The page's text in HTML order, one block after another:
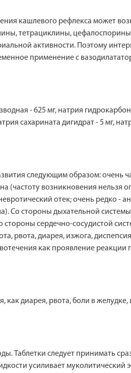
кашлевого рефлекса может
тетрациклины,
активности. Поэтому
применение с
- 625 мг, натрия
сахарината дигидрат - 5 мг,
следующим образом: очень
(частоту возникновения
отек; очень редко -
Со стороны дыхательной
сердечно-сосудистой
рвота, диарея, изжога,
как проявление
диарея, рвота, боли в желудке,
Таблетки следует принимать
усиливает муколитический